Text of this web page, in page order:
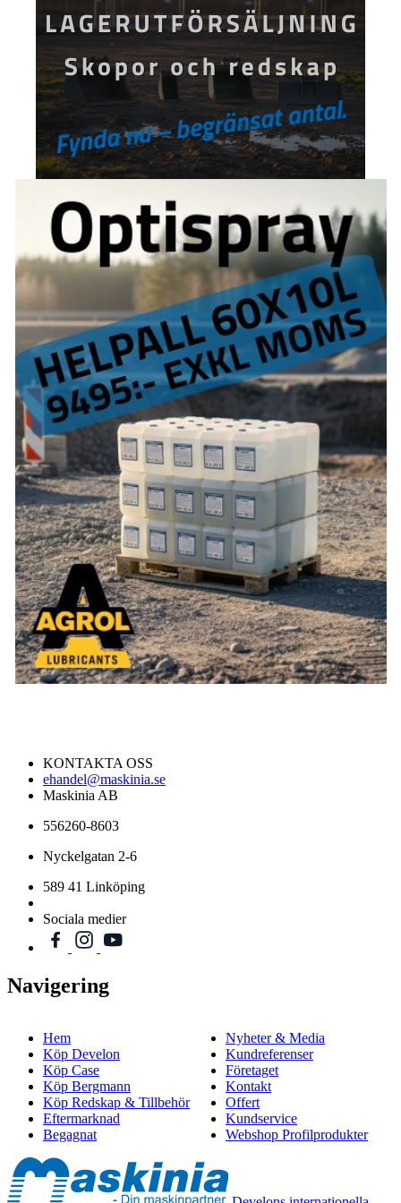
KONTAKTA OSS
ehandel@maskinia.se
Maskinia AB
556260-8603
Nyckelgatan 2-6
589 41 Linköping
Sociala medier
Navigering
Hem
Köp Develon
Köp Case
Köp Bergmann
Köp Redskap & Tillbehör
Eftermarknad
Begagnat
Nyheter & Media
Kundreferenser
Företaget
Kontakt
Offert
Kundservice
Webshop Profilprodukter